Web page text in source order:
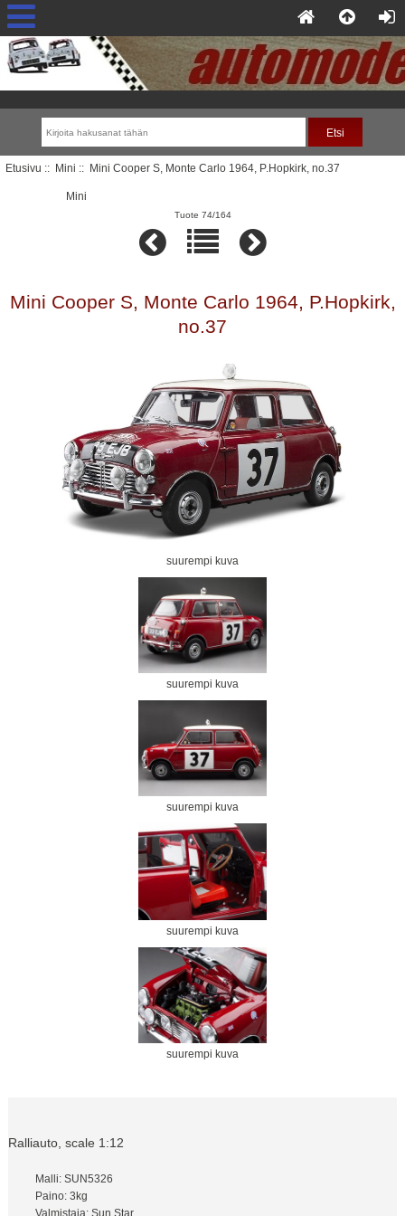
Etusivu :: Mini :: Mini Cooper S, Monte Carlo 1964, P.Hopkirk, no.37
Mini
Tuote 74/164
Mini Cooper S, Monte Carlo 1964, P.Hopkirk,
no.37
suurempi kuva
suurempi kuva
suurempi kuva
suurempi kuva
suurempi kuva
Ralliauto, scale 1:12
Malli: SUN5326
Paino: 3kg
Valmistaja: Sun Star